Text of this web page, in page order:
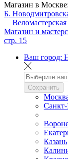
Магазин в Москве:
Б.
Магазин и
стр. 15
Ваш город:
Сохранить
Санкт-
Казань